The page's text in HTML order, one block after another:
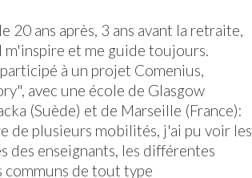
20 ans après, 3 ans avant la retraite,
m'inspire et me guide toujours.
à un projet Comenius,
avec une école de Glasgow
(Suède) et de Marseille (France):
de plusieurs mobilités, j'ai pu voir les
des enseignants, les différentes
de tout type